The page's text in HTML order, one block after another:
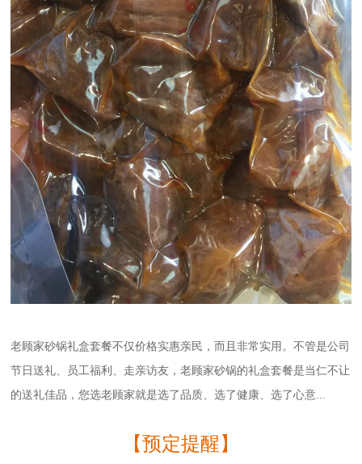
老顾家砂锅礼盒套餐不仅价格实惠亲民，而且非常实用。不管是公司
节日送礼、员工福利、走亲访友，老顾家砂锅的礼盒套餐是当仁不让
的送礼佳品，您选老顾家就是选了品质、选了健康、选了心意...
【预定提醒】